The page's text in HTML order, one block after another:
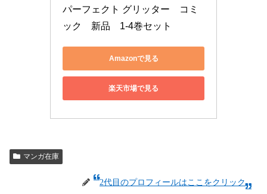
パーフェクト グリッター　コミ
ック　新品　1-4巻セット
Amazonで見る
楽天市場で見る
マンガ在庫
2代目のプロフィールはここをクリック